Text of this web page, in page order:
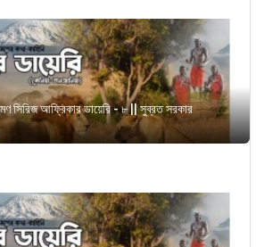
সিরিজ আফ্রিকার ডায়েরি - ৮ || সুব্রত সরকার